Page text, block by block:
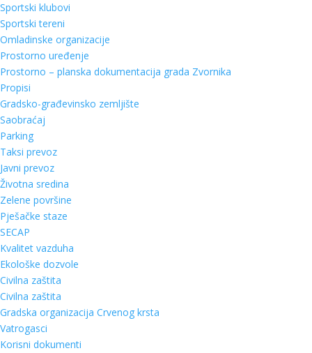
Sportski klubovi
Sportski tereni
Omladinske organizacije
Prostorno uređenje
Prostorno – planska dokumentacija grada Zvornika
Propisi
Gradsko-građevinsko zemljište
Saobraćaj
Parking
Taksi prevoz
Javni prevoz
Životna sredina
Zelene površine
Pješačke staze
SECAP
Kvalitet vazduha
Ekološke dozvole
Civilna zaštita
Civilna zaštita
Gradska organizacija Crvenog krsta
Vatrogasci
Korisni dokumenti